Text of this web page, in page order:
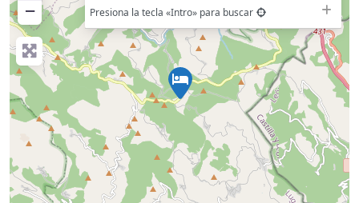
−
Presiona la tecla «Intro» para buscar